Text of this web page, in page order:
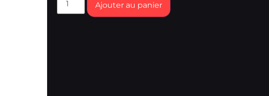
Ajouter au panier